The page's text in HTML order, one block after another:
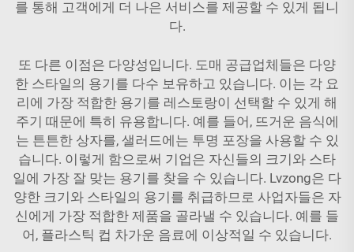
를 통해 고객에게 더 나은 서비스를 제공할 수 있게 됩니
다.
또 다른 이점은 다양성입니다. 도매 공급업체들은 다양
한 스타일의 용기를 다수 보유하고 있습니다. 이는 각 요
리에 가장 적합한 용기를 레스토랑이 선택할 수 있게 해
주기 때문에 특히 유용합니다. 예를 들어, 뜨거운 음식에
는 튼튼한 상자를, 샐러드에는 투명 포장을 사용할 수 있
습니다. 이렇게 함으로써 기업은 자신들의 크기와 스타
일에 가장 잘 맞는 용기를 찾을 수 있습니다. Lvzong은 다
양한 크기와 스타일의 용기를 취급하므로 사업자들은 자
신에게 가장 적합한 제품을 골라낼 수 있습니다. 예를 들
어, 플라스틱 컵 차가운 음료에 이상적일 수 있습니다.